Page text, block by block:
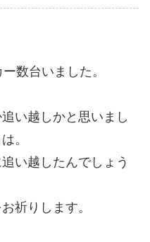
数台いました。
い越しかと思いまし
。
い越したんでしょう
祈りします。